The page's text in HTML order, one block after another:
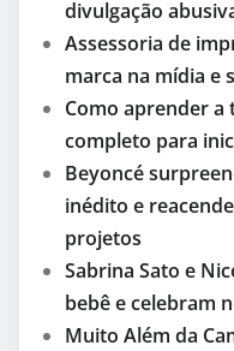
divulgação
Assessoria de
marca na mídia e
Como aprender a
completo para
Beyoncé
inédito e
projetos
Sabrina Sato e
bebê e celebram
Muito Além da